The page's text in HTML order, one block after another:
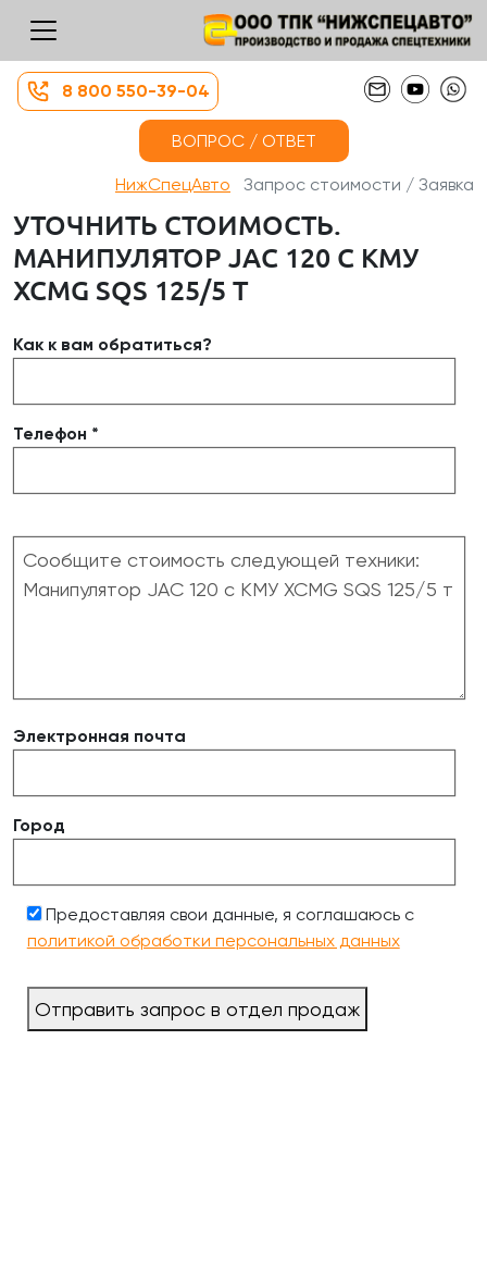
8 800 550-39-04
ВОПРОС / ОТВЕТ
НижСпецАвто Запрос стоимости / Заявка
УТОЧНИТЬ СТОИМОСТЬ.
МАНИПУЛЯТОР JAC 120 С КМУ
XCMG SQS 125/5 Т
Как к вам обратиться?
Телефон *
Электронная почта
Город
Предоставляя свои данные, я соглашаюсь с
политикой обработки персональных данных
Отправить запрос в отдел продаж